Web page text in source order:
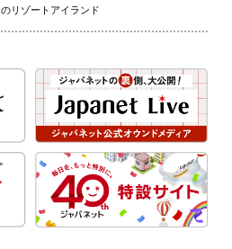
のリゾートアイランド